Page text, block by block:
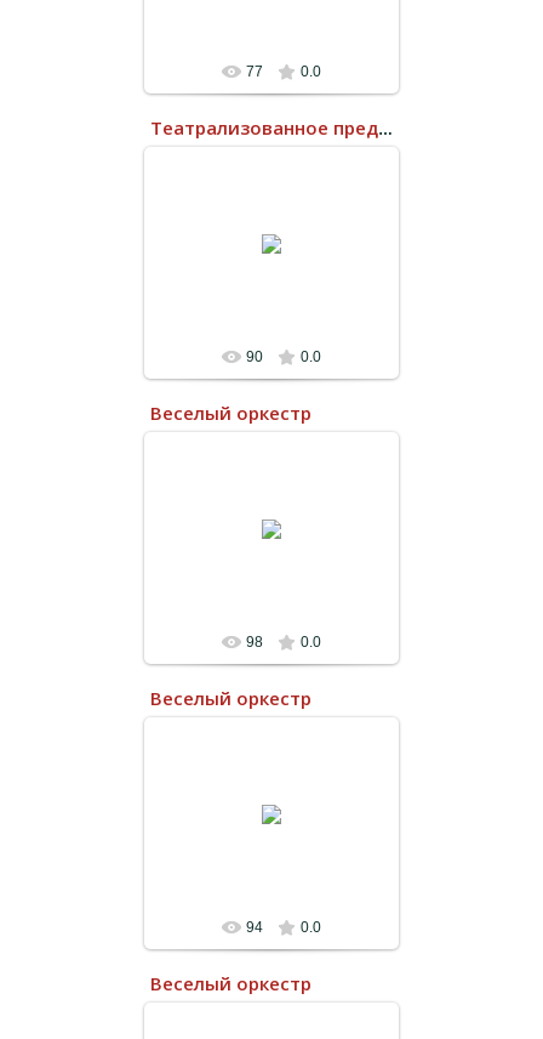
77 0.0
Театрализованное представление «Красная шапочка»
90 0.0
Веселый оркестр
98 0.0
Веселый оркестр
94 0.0
Веселый оркестр